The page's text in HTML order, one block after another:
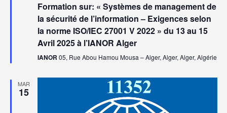
avant
Formation sur: « Systèmes de management de
la sécurité de l’information – Exigences selon
la norme ISO/IEC 27001 V 2022 » du 13 au 15
Avril 2025 à l’IANOR Alger
IANOR 05, Rue Abou Hamou Mousa – Alger, Alger, Alger, Algérie
MAR
15